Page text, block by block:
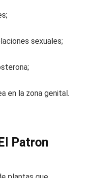
sexuales;
en la zona genital.
Patron